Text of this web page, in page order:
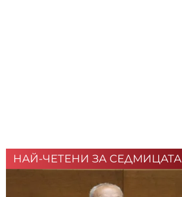
НАЙ-ЧЕТЕНИ ЗА СЕДМИЦАТА